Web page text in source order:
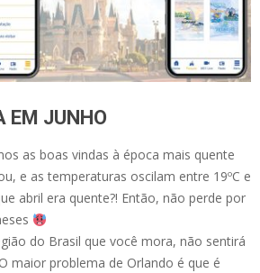
EM JUNHO
as boas vindas à época mais quente
e as temperaturas oscilam entre 19ºC e
abril era quente?! Então, não perde por
do Brasil que você mora, não sentirá
maior problema de Orlando é que é